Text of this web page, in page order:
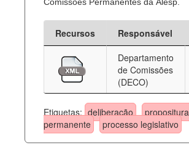
Recursos Responsável
Departamento
de Comissões
(DECO)
Etiquetas: deliberação propositura
permanente
processo legislativo